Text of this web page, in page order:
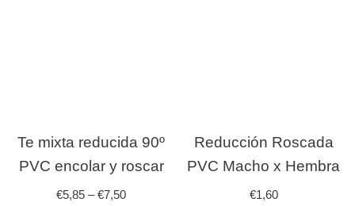
Te mixta reducida 90º
PVC encolar y roscar
€5,85 –€7,50
Reducción Roscada
PVC Macho x Hembra
€1,60